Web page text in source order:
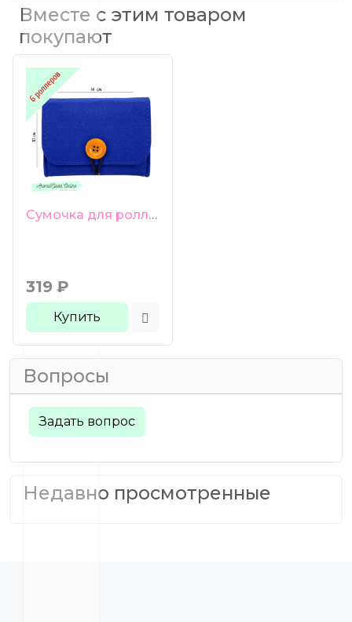
Вместе с этим товаром
покупают
Сумочка для роллеров 6 ячеек синяя
319 ₽
Купить
Вопросы
Задать вопрос
Недавно просмотренные